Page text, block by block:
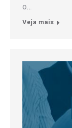
o…
Veja mais